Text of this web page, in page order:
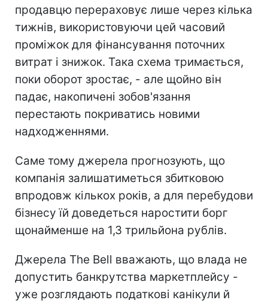
продавцю перераховує лише через кілька
тижнів, використовуючи цей часовий
проміжок для фінансування поточних
витрат і знижок. Така схема тримається,
поки оборот зростає, - але щойно він
падає, накопичені зобов'язання
перестають покриватись новими
надходженнями.
Саме тому джерела прогнозують, що
компанія залишатиметься збитковою
впродовж кількох років, а для перебудови
бізнесу їй доведеться наростити борг
щонайменше на 1,3 трильйона рублів.
Джерела The Bell вважають, що влада не
допустить банкрутства маркетплейсу -
уже розглядають податкові канікули й